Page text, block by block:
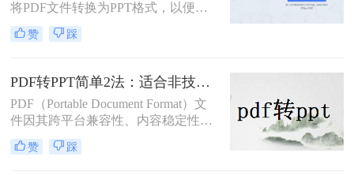
将PDF文件转换为PPT格式，以便进
行演示和分享。那么如何免费将pdf转
换成PPT呢？本文将介绍三种免费将
赞 踩
PDF转PPT简单2法：适合非技术用户的快速操作流程！
PDF（Portable Document Format）文
件因其跨平台兼容性、内容稳定性和
不易被篡改的特性，在文档分享、存
档和打印中得到了广泛应用。然而，
赞 踩